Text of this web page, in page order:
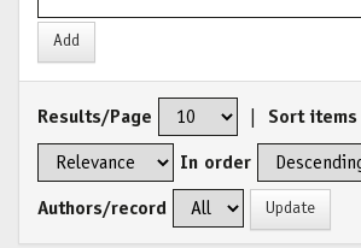
Results/Page Sort
In order
Authors/record